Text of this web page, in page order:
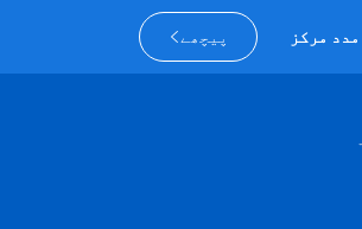
پیچھے مدد مرکز